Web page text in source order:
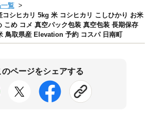
覧
コシヒカリ 5kg 米 コシヒカリ こしひかり お米
こめ コメ 真空パック包装 真空包装 長期保存
鳥取県産 Elevation 予約 コスパ 日南町
のページをシェアする